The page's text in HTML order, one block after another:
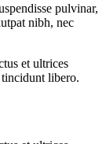
pulvinar,
nibh, nec
et ultrices
libero.